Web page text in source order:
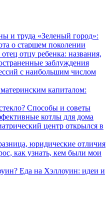
и труда «Зеленый город»:
о старшем поколении
отцу ребенка: названия,
заблуждения
с наибольшим числом
капиталом:
Способы и советы
котлы для дома
центр открылся в
юридические отличия
как узнать, кем были мои
Еда на Хэллоуин: идеи и